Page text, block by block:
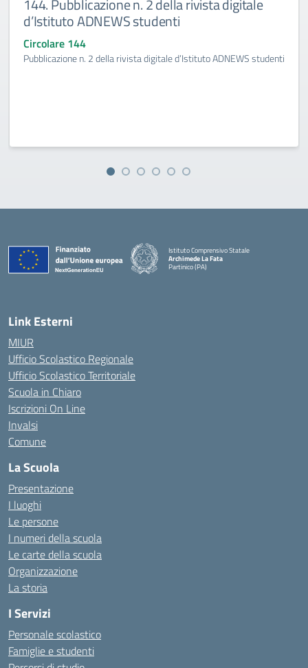
144. Pubblicazione n. 2 della rivista digitale
d’Istituto ADNEWS studenti
Circolare 144
Pubblicazione n. 2 della rivista digitale d’Istituto ADNEWS studenti
Istituto Comprensivo Statale
Archimede La Fata
Partinico (PA)
Link Esterni
MIUR
Ufficio Scolastico Regionale
Ufficio Scolastico Territoriale
Scuola in Chiaro
Iscrizioni On Line
Invalsi
Comune
La Scuola
Presentazione
I luoghi
Le persone
I numeri della scuola
Le carte della scuola
Organizzazione
La storia
I Servizi
Personale scolastico
Famiglie e studenti